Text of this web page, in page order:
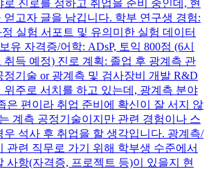
로 진로를 정하고 취업을 준비 중인데, 현
얻고자 글을 남깁니다. 학부 연구생 경험:
실험 서포트 및 유의미한 실험 데이터
유 자격증/어학: ADsP, 토익 800점 (6시
취득 예정) 진로 계획: 졸업 후 광계측 관
정기술 or 광계측 및 검사장비 개발 R&D
위주로 서치를 하고 있는데, 광계측 분야
은 편이라 취업 준비에 확신이 잘 서지 않
계측 공정기술이지만 관련 경험이나 스
우 석사 후 취업을 할 생각입니다. 광계측/
관련 직무로 가기 위해 학부생 수준에서
사항(자격증, 프로젝트 등)이 있을지 현